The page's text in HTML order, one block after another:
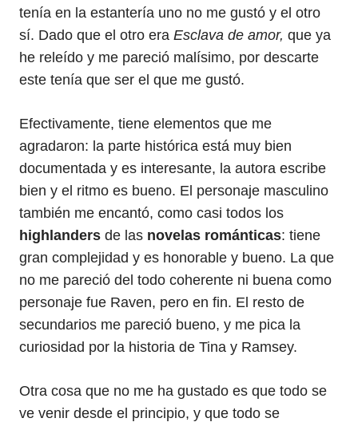
tenía en la estantería uno no me gustó y el otro
sí. Dado que el otro era Esclava de amor, que ya
he releído y me pareció malísimo, por descarte
este tenía que ser el que me gustó.
Efectivamente, tiene elementos que me
agradaron: la parte histórica está muy bien
documentada y es interesante, la autora escribe
bien y el ritmo es bueno. El personaje masculino
también me encantó, como casi todos los
highlanders de las novelas románticas: tiene
gran complejidad y es honorable y bueno. La que
no me pareció del todo coherente ni buena como
personaje fue Raven, pero en fin. El resto de
secundarios me pareció bueno, y me pica la
curiosidad por la historia de Tina y Ramsey.
Otra cosa que no me ha gustado es que todo se
ve venir desde el principio, y que todo se